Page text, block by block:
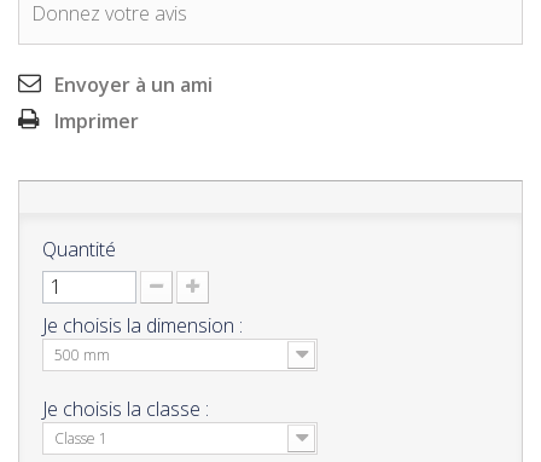
Donnez votre avis
Envoyer à un ami
Imprimer
Quantité
Je choisis la dimension :
500 mm
Je choisis la classe :
Classe 1